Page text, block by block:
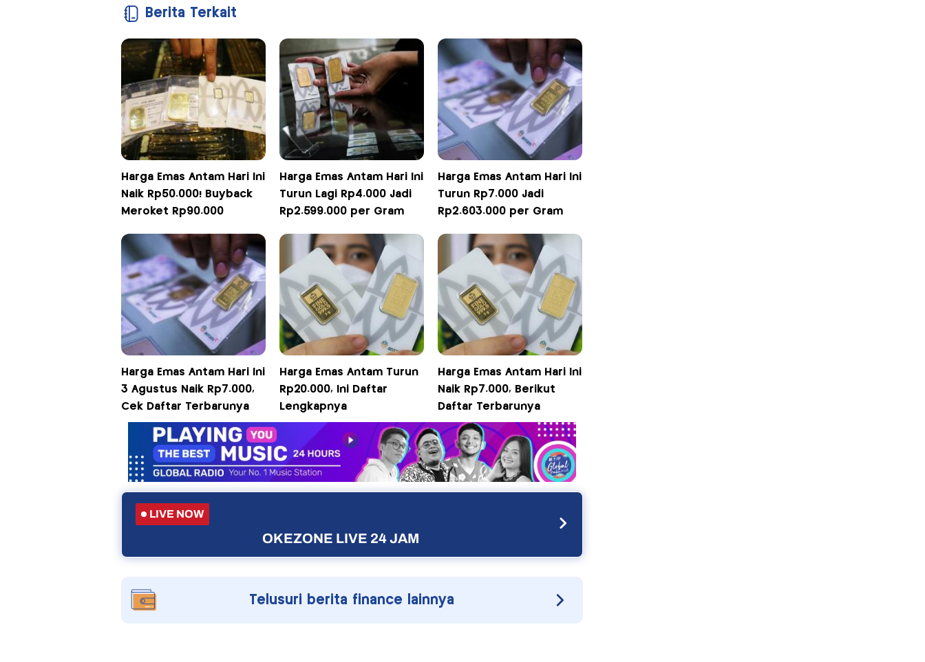
Berita Terkait
Harga Emas Antam Hari Ini
Naik Rp50.000! Buyback
Meroket Rp90.000
Harga Emas Antam Hari Ini
Turun Lagi Rp4.000 Jadi
Rp2.599.000 per Gram
Harga Emas Antam Hari Ini
Turun Rp7.000 Jadi
Rp2.603.000 per Gram
Harga Emas Antam Hari Ini
3 Agustus Naik Rp7.000,
Cek Daftar Terbarunya
Harga Emas Antam Turun
Rp20.000, Ini Daftar
Lengkapnya
Harga Emas Antam Hari Ini
Naik Rp7.000, Berikut
Daftar Terbarunya
LIVE NOW
OKEZONE LIVE 24 JAM
Telusuri berita finance lainnya